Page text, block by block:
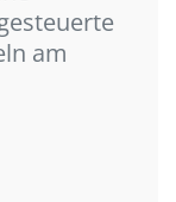
am